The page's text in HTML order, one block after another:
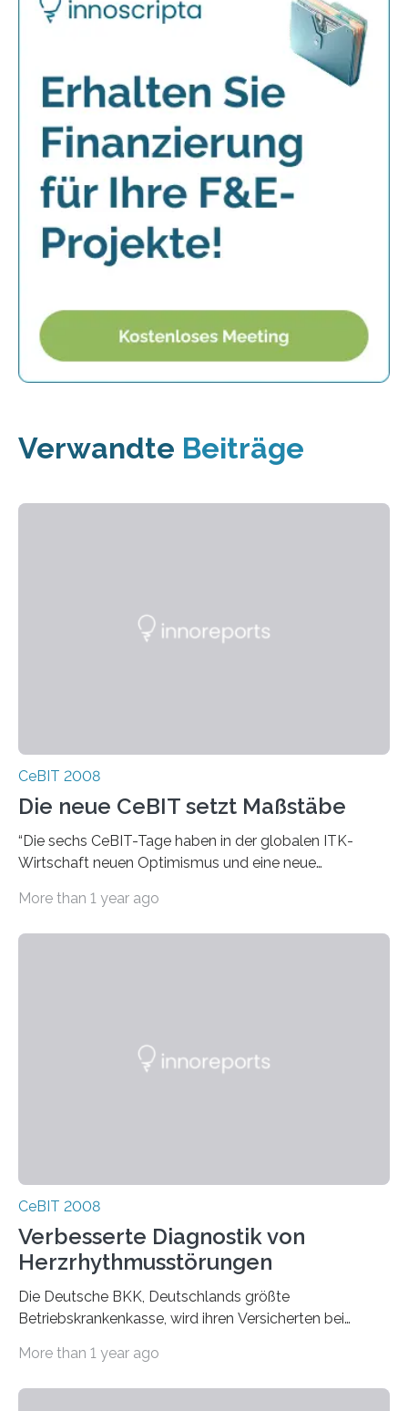
Verwandte Beiträge
CeBIT 2008
Die neue CeBIT setzt Maßstäbe
“Die sechs CeBIT-Tage haben in der globalen ITK-
Wirtschaft neuen Optimismus und eine neue
der CeBIT 2008…
More than 1 year ago
CeBIT 2008
Verbesserte Diagnostik von
Herzrhythmusstörungen
Die Deutsche BKK, Deutschlands größte
Betriebskrankenkasse, wird ihren Versicherten bei
telemedizinische…
More than 1 year ago